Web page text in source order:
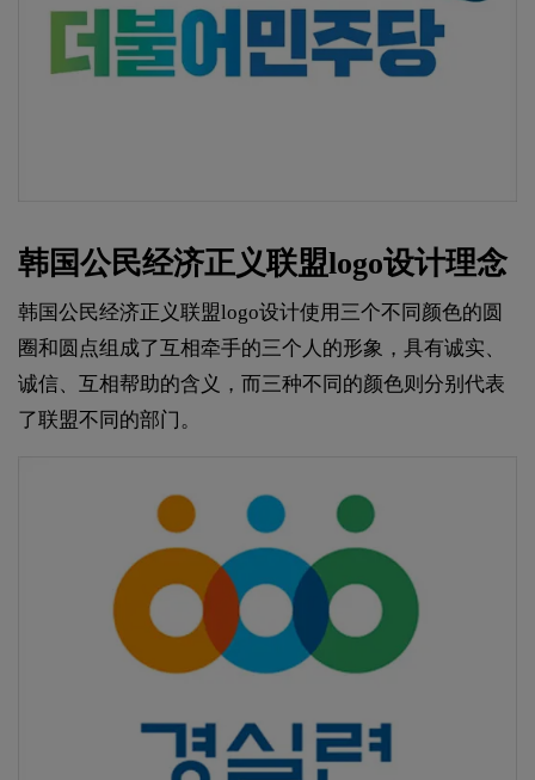
韩国公民经济正义联盟logo设计理念
韩国公民经济正义联盟logo设计使用三个不同颜色的圆
圈和圆点组成了互相牵手的三个人的形象，具有诚实、
诚信、互相帮助的含义，而三种不同的颜色则分别代表
了联盟不同的部门。